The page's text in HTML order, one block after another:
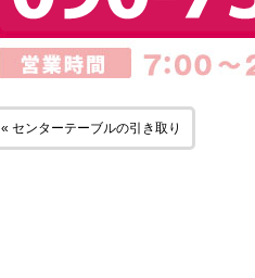
« センターテーブルの引き取り